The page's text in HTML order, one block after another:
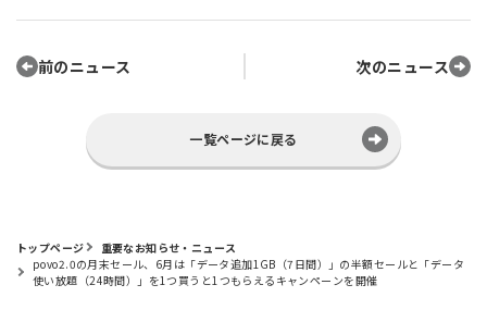
前のニュース 次のニュース
一覧ページに戻る
トップページ
重要なお知らせ・ニュース
povo2.0の月末セール、6月は「データ追加1GB（7日間）」の半額セールと「データ
使い放題（24時間）」を1つ買うと1つもらえるキャンペーンを開催